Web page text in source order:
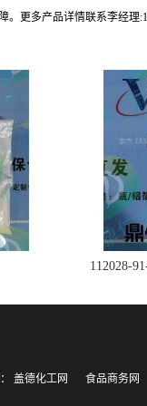
更多产品详情联系李经理
112028-
盖德化工网 食品商务网